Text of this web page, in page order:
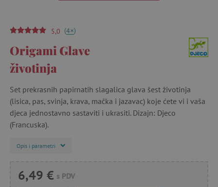
5,0 (4+)
Origami Glave
životinja
Set prekrasnih papirnatih slagalica glava šest životinja
(lisica, pas, svinja, krava, mačka i jazavac) koje ćete vi i vaša
djeca jednostavno sastaviti i ukrasiti. Dizajn: Djeco
(Francuska).
Opis i parametri
6,49 € s PDV